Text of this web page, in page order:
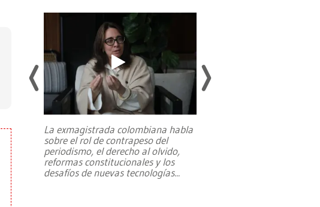
La exmagistrada colombiana habla
sobre el rol de contrapeso del
periodismo, el derecho al olvido,
reformas constitucionales y los
desafíos de nuevas tecnologías...